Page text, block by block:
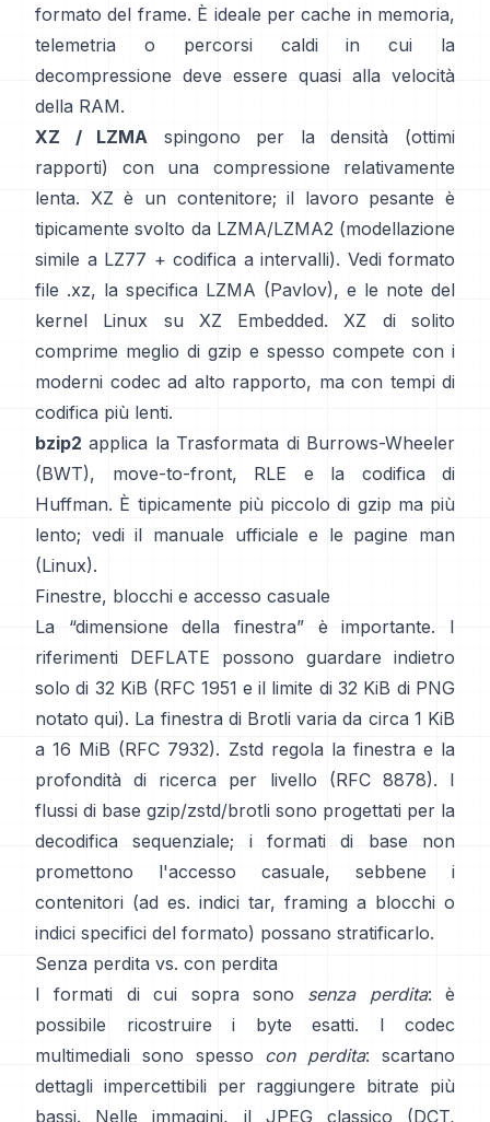
formato del frame. È ideale per cache in memoria,
telemetria o percorsi caldi in cui la
decompressione deve essere quasi alla velocità
della RAM.
XZ / LZMA spingono per la densità (ottimi
rapporti) con una compressione relativamente
lenta. XZ è un contenitore; il lavoro pesante è
tipicamente svolto da LZMA/LZMA2 (modellazione
simile a LZ77 + codifica a intervalli). Vedi formato
file .xz, la specifica LZMA (Pavlov), e le note del
kernel Linux
su XZ Embedded. XZ di solito
comprime meglio di gzip e spesso compete con i
moderni codec ad alto rapporto, ma con tempi di
codifica più lenti.
bzip2 applica la Trasformata di Burrows-Wheeler
(BWT), move-to-front, RLE e la codifica di
Huffman. È tipicamente più piccolo di gzip ma più
lento; vedi il manuale ufficiale e le pagine man
(Linux).
Finestre, blocchi e accesso casuale
La “dimensione della finestra” è importante. I
riferimenti DEFLATE possono guardare indietro
solo di 32 KiB (RFC 1951 e il limite di 32 KiB di PNG
notato qui). La finestra di Brotli varia da circa 1 KiB
a 16 MiB (RFC 7932). Zstd regola la finestra e la
profondità di ricerca per livello
(RFC 8878). I
flussi di base gzip/zstd/brotli sono progettati per la
decodifica sequenziale; i formati di base
non
promettono l'accesso casuale, sebbene i
contenitori (ad es. indici tar, framing a blocchi o
indici specifici del formato) possano stratificarlo.
Senza perdita vs. con perdita
I formati di cui sopra sono senza perdita: è
possibile ricostruire i byte esatti. I codec
multimediali sono spesso con perdita: scartano
dettagli impercettibili per raggiungere bitrate più
bassi. Nelle immagini, il JPEG classico (DCT,